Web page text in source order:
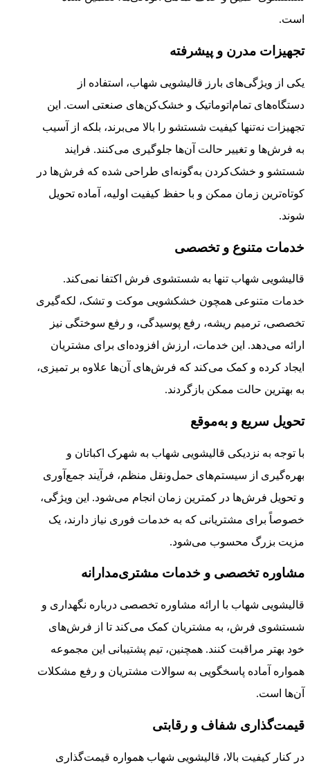
است.
تجهیزات مدرن و پیشرفته
یکی از ویژگی‌های بارز قالیشویی شهاب، استفاده از
دستگاه‌های تمام‌اتوماتیک و خشک‌کن‌های صنعتی است. این
تجهیزات نه‌تنها کیفیت شستشو را بالا می‌برند، بلکه از آسیب
به فرش‌ها و تغییر حالت آن‌ها جلوگیری می‌کنند. فرایند
شستشو و خشک‌کردن به‌گونه‌ای طراحی شده که فرش‌ها در
کوتاه‌ترین زمان ممکن و با حفظ کیفیت اولیه، آماده تحویل
شوند.
خدمات متنوع و تخصصی
قالیشویی شهاب تنها به شستشوی فرش اکتفا نمی‌کند.
خدمات متنوعی همچون خشکشویی موکت و تشک، لکه‌گیری
تخصصی، ترمیم ریشه، رفع پوسیدگی، و رفع سوختگی نیز
ارائه می‌دهد. این خدمات، ارزش افزوده‌ای برای مشتریان
ایجاد کرده و کمک می‌کند که فرش‌های آن‌ها علاوه بر تمیزی،
به بهترین حالت ممکن بازگردند.
تحویل سریع و به‌موقع
با توجه به نزدیکی قالیشویی شهاب به شهرک اکباتان و
بهره‌گیری از سیستم‌های حمل‌ونقل منظم، فرآیند جمع‌آوری
و تحویل فرش‌ها در کمترین زمان انجام می‌شود. این ویژگی،
خصوصاً برای مشتریانی که به خدمات فوری نیاز دارند، یک
مزیت بزرگ محسوب می‌شود.
مشاوره تخصصی و خدمات مشتری‌مدارانه
قالیشویی شهاب با ارائه مشاوره تخصصی درباره نگهداری و
شستشوی فرش، به مشتریان کمک می‌کند تا از فرش‌های
خود بهتر مراقبت کنند. همچنین، تیم پشتیبانی این مجموعه
همواره آماده پاسخگویی به سوالات مشتریان و رفع مشکلات
آن‌ها است.
قیمت‌گذاری شفاف و رقابتی
در کنار کیفیت بالا، قالیشویی شهاب همواره قیمت‌گذاری